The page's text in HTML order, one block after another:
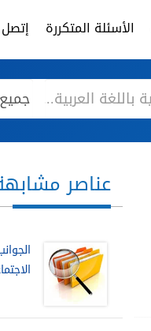
الأسئلة المتكررة إتصل
عناصر